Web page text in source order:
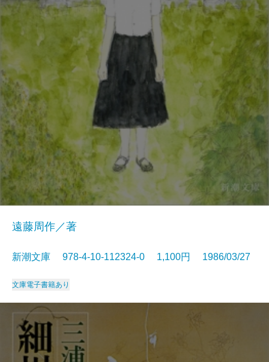
遠藤周作／著
新潮文庫 978-4-10-112324-0 1,100円 1986/03/27
文庫電子書籍あり